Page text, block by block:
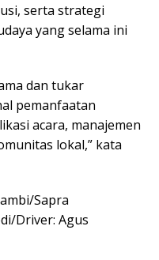
serta strategi
yang selama ini
dan tukar
pemanfaatan
acara, manajemen
lokal,” kata
Sapra
Driver: Agus